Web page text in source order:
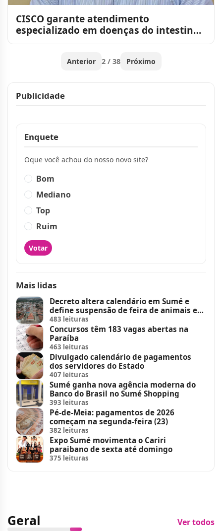
CISCO garante atendimento
especializado em doenças do intestino
Anterior 2 / 38 Próximo
Publicidade
Enquete
Oque você achou do nosso novo site?
Bom
Mediano
Top
Ruim
Votar
Mais lidas
Decreto altera calendário em Sumé e
define suspensão de feira de animais e
feriados
483 leituras
Concursos têm 183 vagas abertas na
Paraíba
463 leituras
Divulgado calendário de pagamentos
dos servidores do Estado
407 leituras
Sumé ganha nova agência moderna do
Banco do Brasil no Sumé Shopping
393 leituras
Pé-de-Meia: pagamentos de 2026
começam na segunda-feira (23)
382 leituras
Expo Sumé movimenta o Cariri
paraibano de sexta até domingo
375 leituras
Geral Ver todos